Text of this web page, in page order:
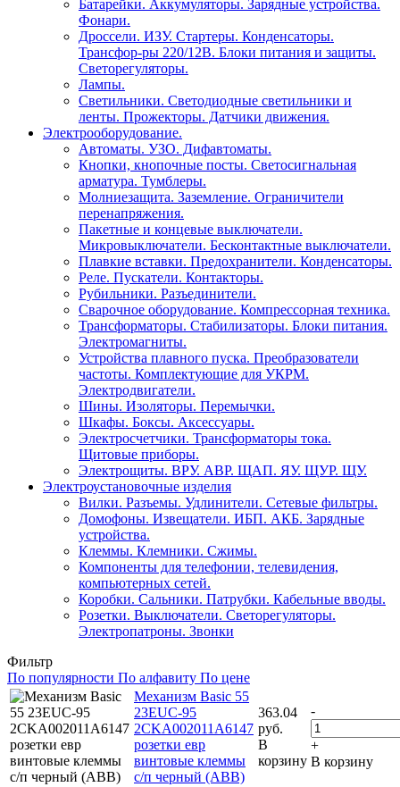
Батарейки. Аккумуляторы. Зарядные устройства.
Фонари.
Дроссели. ИЗУ. Стартеры. Конденсаторы.
Трансфор-ры 220/12В. Блоки питания и защиты.
Светорегуляторы.
Лампы.
Светильники. Светодиодные светильники и
ленты. Прожекторы. Датчики движения.
Электрооборудование.
Автоматы. УЗО. Дифавтоматы.
Кнопки, кнопочные посты. Светосигнальная
арматура. Тумблеры.
Молниезащита. Заземление. Ограничители
перенапряжения.
Пакетные и концевые выключатели.
Микровыключатели. Бесконтактные выключатели.
Плавкие вставки. Предохранители. Конденсаторы.
Реле. Пускатели. Контакторы.
Рубильники. Разъединители.
Сварочное оборудование. Компрессорная техника.
Трансформаторы. Стабилизаторы. Блоки питания.
Электромагниты.
Устройства плавного пуска. Преобразователи
частоты. Комплектующие для УКРМ.
Электродвигатели.
Шины. Изоляторы. Перемычки.
Шкафы. Боксы. Аксессуары.
Электросчетчики. Трансформаторы тока.
Щитовые приборы.
Электрощиты. ВРУ. АВР. ЩАП. ЯУ. ЩУР. ЩУ.
Электроустановочные изделия
Вилки. Разъемы. Удлинители. Сетевые фильтры.
Домофоны. Извещатели. ИБП. АКБ. Зарядные
устройства.
Клеммы. Клемники. Сжимы.
Компоненты для телефонии, телевидения,
компьютерных сетей.
Коробки. Сальники. Патрубки. Кабельные вводы.
Розетки. Выключатели. Светорегуляторы.
Электропатроны. Звонки
Фильтр
По популярности По алфавиту По цене
Механизм Basic 55
23EUC-95
2CKA002011A6147
розетки евр
винтовые клеммы
с/п черный (ABB)
363.04
руб.
В
корзину
-
+
В корзину